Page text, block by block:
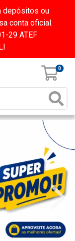
depósitos ou
conta oficial.
29 ATEF
0